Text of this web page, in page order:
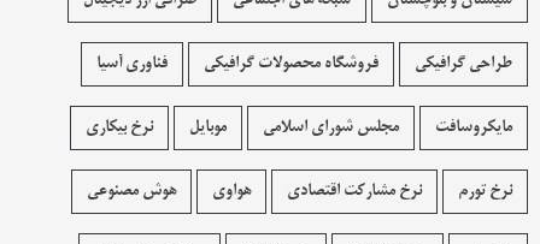
طراحی گرافیکی فروشگاه محصولات گرافيکی فناوری آسیا
مایکروسافت مجلس شورای اسلامی موبایل نرخ بیکاری
نرخ تورم نرخ مشارکت اقتصادی هواوی هوش مصنوعی